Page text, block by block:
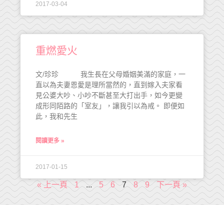
2017-03-04
重燃愛火
文/珍珍 我生長在父母婚姻美滿的家庭，一
直以為夫妻恩愛是理所當然的，直到嫁入夫家看
見公婆大吵、小吵不斷甚至大打出手，如今更變
成形同陌路的「室友」，讓我引以為戒。 即便如
此，我和先生
閱讀更多 »
2017-01-15
« 上一頁 1 ... 5 6 7 8 9 下一頁 »